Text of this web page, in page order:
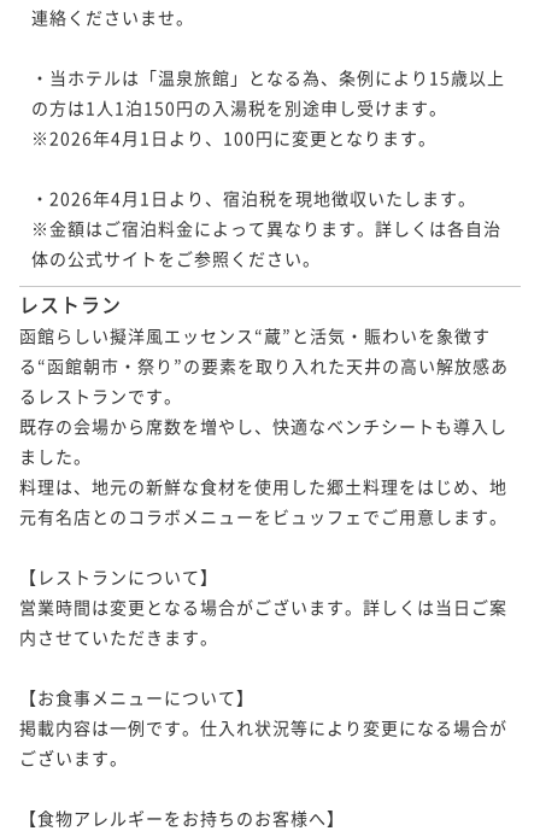
連絡くださいませ。
・当ホテルは「温泉旅館」となる為、条例により15歳以上
の方は1人1泊150円の入湯税を別途申し受けます。
※2026年4月1日より、100円に変更となります。
・2026年4月1日より、宿泊税を現地徴収いたします。
※金額はご宿泊料金によって異なります。詳しくは各自治
体の公式サイトをご参照ください。
レストラン
函館らしい擬洋風エッセンス“蔵”と活気・賑わいを象徴す
る“函館朝市・祭り”の要素を取り入れた天井の高い解放感あ
るレストランです。
既存の会場から席数を増やし、快適なベンチシートも導入し
ました。
料理は、地元の新鮮な食材を使用した郷土料理をはじめ、地
元有名店とのコラボメニューをビュッフェでご用意します。
【レストランについて】
営業時間は変更となる場合がございます。詳しくは当日ご案
内させていただきます。
【お食事メニューについて】
掲載内容は一例です。仕入れ状況等により変更になる場合が
ございます。
【食物アレルギーをお持ちのお客様へ】